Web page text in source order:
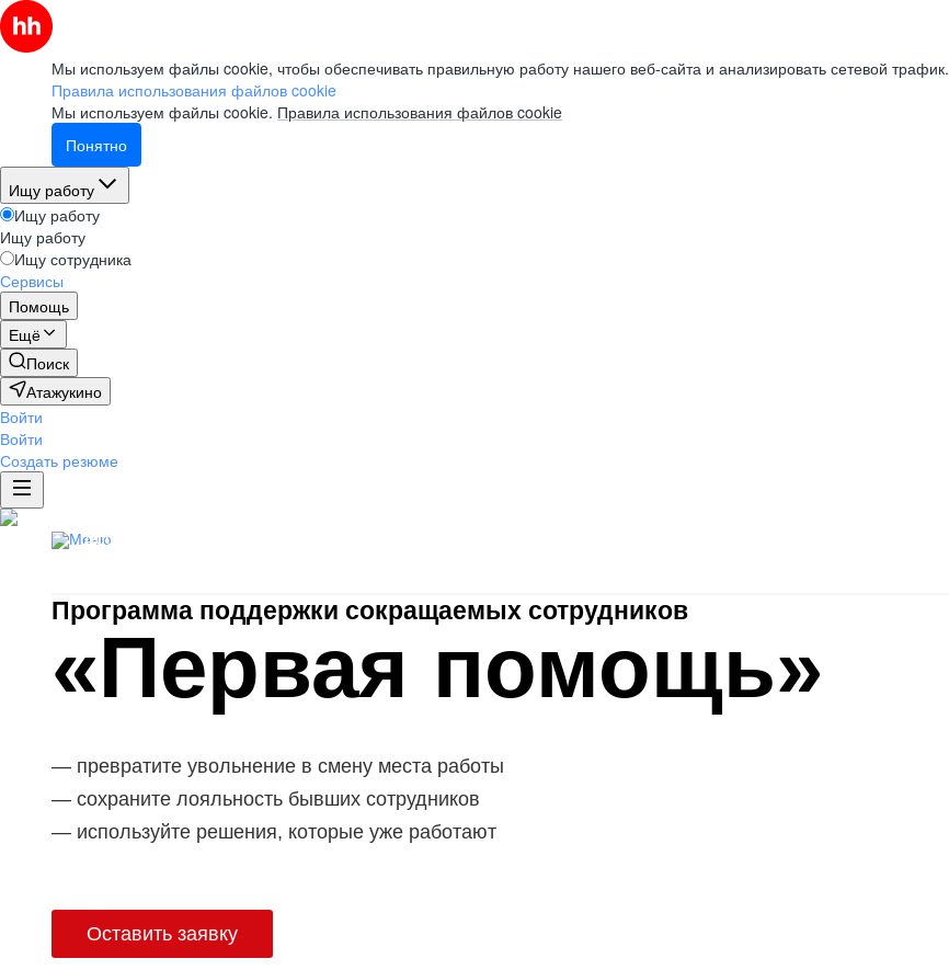
Мы используем файлы cookie, чтобы обеспечивать правильную работу нашего веб-сайта и анализировать сетевой трафик.
Правила использования файлов cookie
Мы используем файлы cookie. Правила использования файлов cookie
Понятно
Ищу работу
Ищу работу
Ищу работу
Ищу сотрудника
Сервисы
Помощь
Ещё
Поиск
Атажукино
Войти
Войти
Создать резюме
Доступ к базе резюме
Программа поддержки сокращаемых сотрудников
«Первая помощь»
превратите увольнение в смену места работы
сохраните лояльность бывших сотрудников
используйте решения, которые уже работают
Оставить заявку